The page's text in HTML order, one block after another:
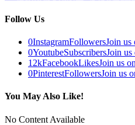
Follow Us
0InstagramFollowersJoin us
0YoutubeSubscribersJoin us
12kFacebookLikesJoin us
0PinterestFollowersJoin us
You May Also Like!
No Content Available